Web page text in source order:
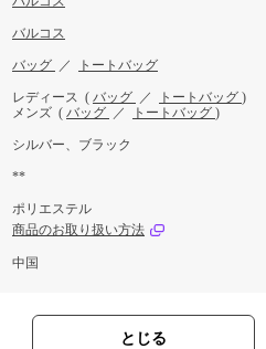
バルコス
バッグ ／ トートバッグ
レディース ( バッグ ／ トートバッグ )
メンズ ( バッグ ／ トートバッグ )
シルバー、ブラック
**
ポリエステル
商品のお取り扱い方法
中国
とじる